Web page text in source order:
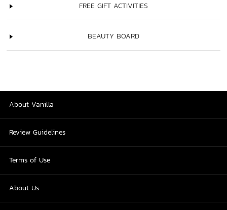
FREE GIFT ACTIVITIES
BEAUTY BOARD
About Vanilla
Review Guidelines
Terms of Use
About Us